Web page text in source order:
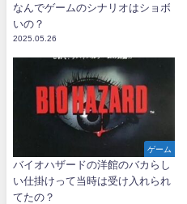
なんでゲームのシナリオはショボ
いの？
2025.05.26
ゲーム
バイオハザードの洋館のバカらし
い仕掛けって当時は受け入れられ
てたの？